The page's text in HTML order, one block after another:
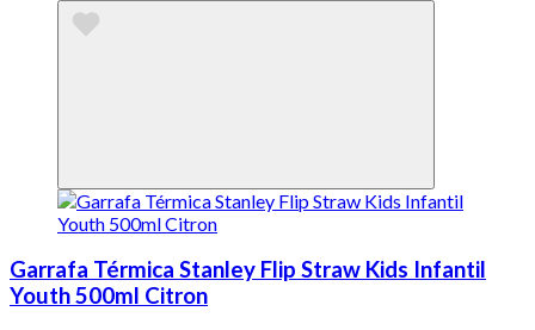
Garrafa Térmica Stanley Flip Straw Kids Infantil
Youth 500ml Citron